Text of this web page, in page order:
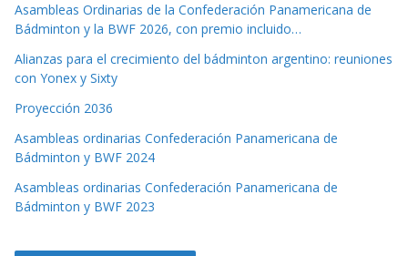
Asambleas Ordinarias de la Confederación Panamericana de
Bádminton y la BWF 2026, con premio incluido…
Alianzas para el crecimiento del bádminton argentino: reuniones
con Yonex y Sixty
Proyección 2036
Asambleas ordinarias Confederación Panamericana de
Bádminton y BWF 2024
Asambleas ordinarias Confederación Panamericana de
Bádminton y BWF 2023